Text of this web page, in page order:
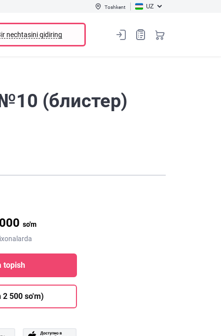
Toshkent UZ
nechtasini qidiring
(блистер)
so'm
topish
500 so'm)